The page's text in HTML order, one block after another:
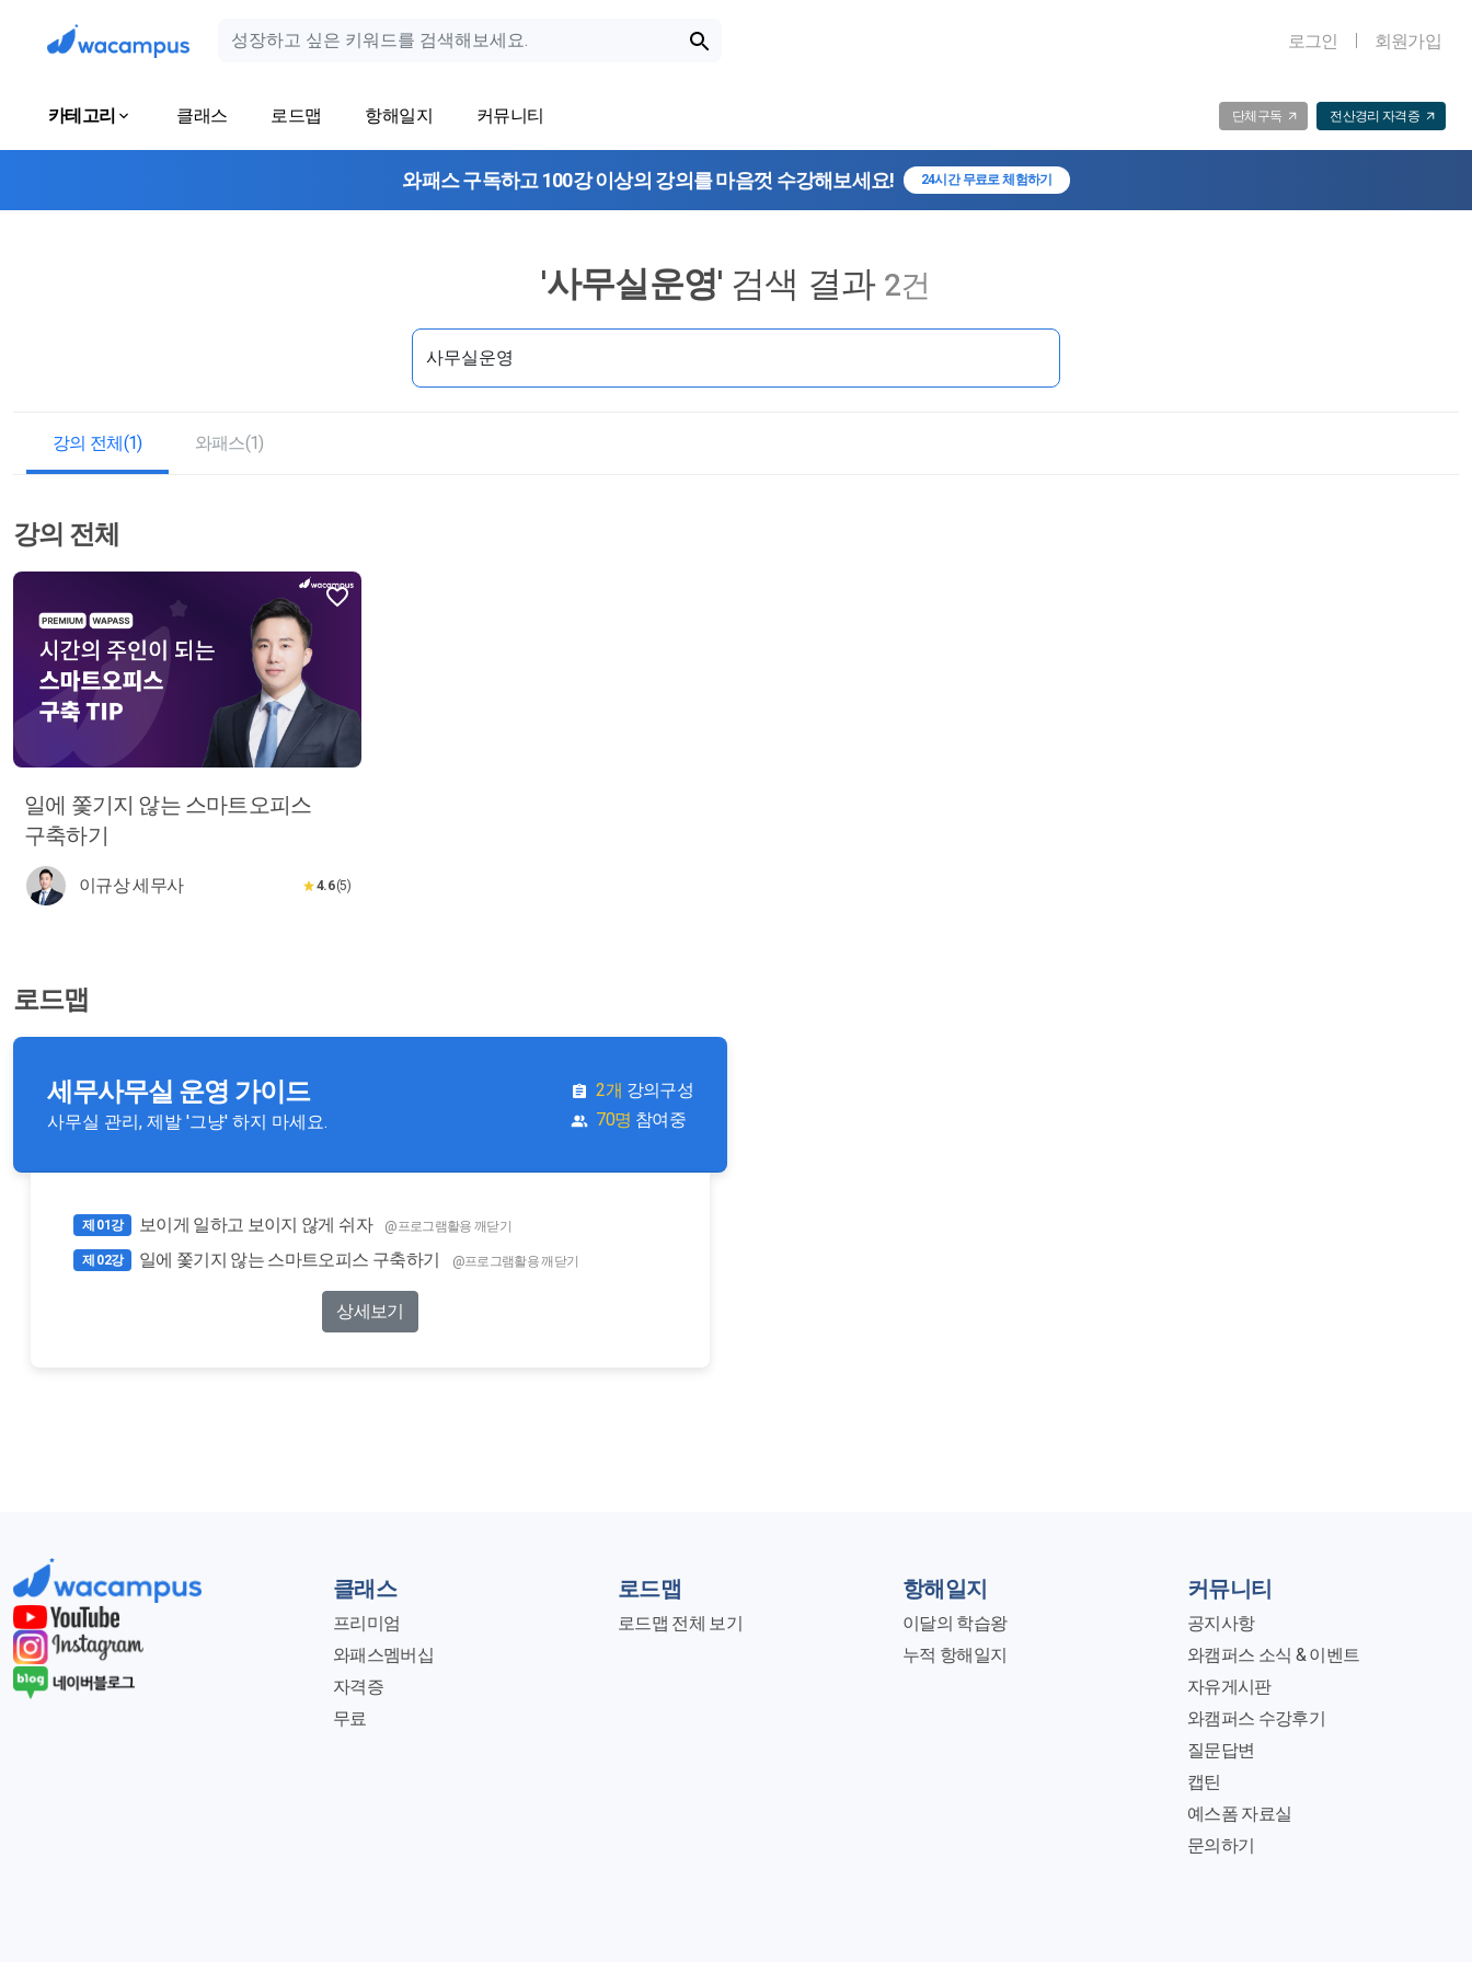
로그인 회원가입
카테고리 클래스 로드맵 항해일지 커뮤니티 단체구독 전산경리 자격증
와패스 구독하고 100강 이상의 강의를 마음껏 수강해보세요! 24시간 무료로 체험하기
'사무실운영' 검색 결과 2건
강의 전체(1) 와패스(1)
강의 전체
일에 쫓기지 않는 스마트오피스
구축하기
이규상 세무사 4.6 (5)
로드맵
세무사무실 운영 가이드
사무실 관리, 제발 '그냥' 하지 마세요.
2개 강의구성
70명 참여중
제 01강 보이게 일하고 보이지 않게 쉬자 @프로그램활용 깨닫기
제 02강 일에 쫓기지 않는 스마트오피스 구축하기 @프로그램활용 깨닫기
상세보기
클래스
프리미엄
와패스멤버십
자격증
무료
로드맵
로드맵 전체 보기
항해일지
이달의 학습왕
누적 항해일지
커뮤니티
공지사항
와캠퍼스 소식 & 이벤트
자유게시판
와캠퍼스 수강후기
질문답변
캡틴
예스폼 자료실
문의하기